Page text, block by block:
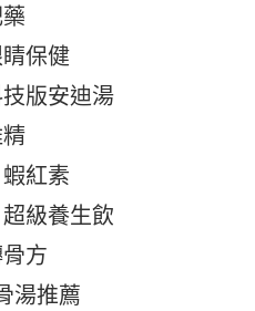
保健
版安迪湯
蝦紅素
超級養生飲
方
湯推薦